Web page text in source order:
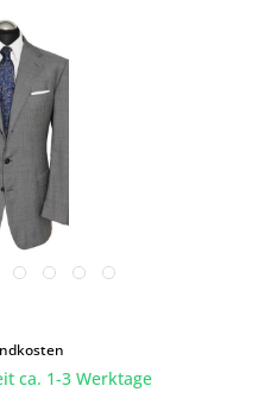
ca. 1-3 Werktage